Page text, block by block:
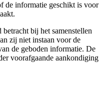
de informatie geschikt is voor
bij het samenstellen
zij niet instaan voor de
de geboden informatie. De
voorafgaande aankondiging